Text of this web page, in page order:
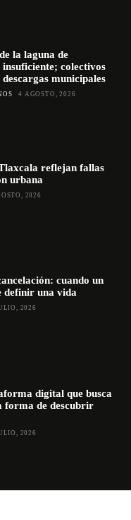
la laguna de
colectivos
municipales
4 AGOSTO, 2026
reflejan fallas
urbana
2026
cuando un
definir una vida
2026
digital que busca
de descubrir
2026